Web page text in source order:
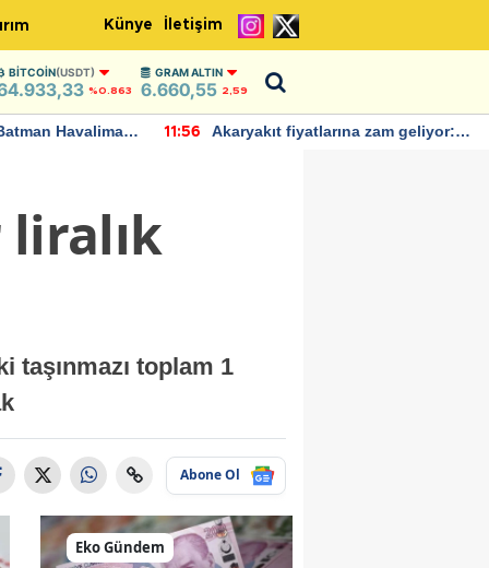
Künye İletişim
BITCOIN(USDT)
%0.863
GRAM ALTIN
6.660,55 2,59
Havalimanı
11:56
Akaryakıt fiyatlarına zam geliyor:
taşınmazı toplam 1
Abone Ol
Eko Gündem